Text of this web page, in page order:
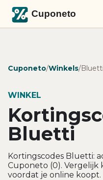
Cuponeto/Winkels/Bluetti
WINKEL
Bluetti
Kortingscodes Bluetti:
Cuponeto (0).
voordat je online koopt.